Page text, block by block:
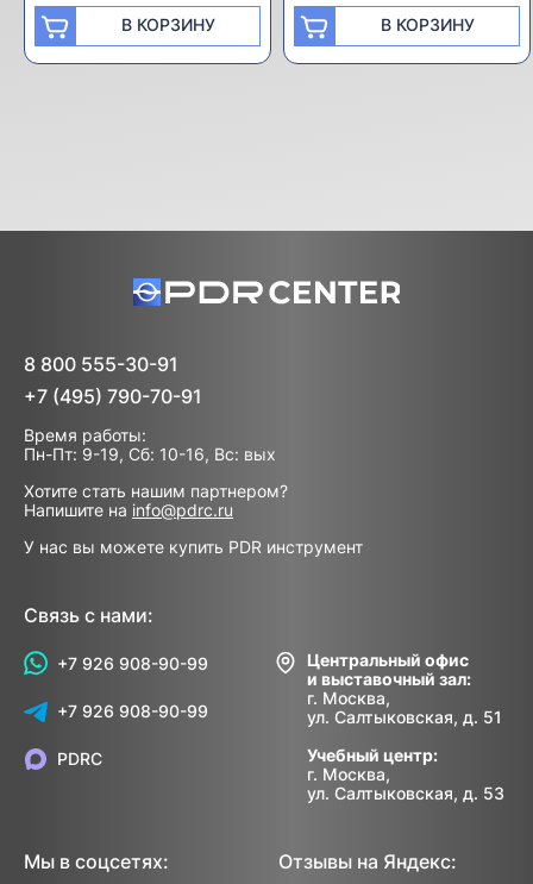
В КОРЗИНУ В КОРЗИНУ
8 800 555-30-91
+7 (495) 790-70-91
Время работы:
Пн-Пт: 9-19, Сб: 10-16, Вс: вых
Хотите стать нашим партнером?
Напишите на info@pdrc.ru
У нас вы можете купить PDR инструмент
Связь с нами:
+7 926 908-90-99
+7 926 908-90-99
Центральный офис
и выставочный зал:
г. Москва,
ул. Салтыковская, д. 51
Учебный центр:
г. Москва,
ул. Салтыковская, д. 53
PDRC
Мы в соцсетях: Отзывы на Яндекс: